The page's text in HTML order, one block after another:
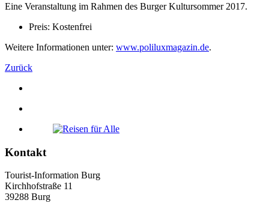
Eine Veranstaltung im Rahmen des Burger Kultursommer 2017.
Preis: Kostenfrei
Weitere Informationen unter: www.poliluxmagazin.de.
Zurück
Kontakt
Tourist-Information Burg
Kirchhofstraße 11
39288 Burg